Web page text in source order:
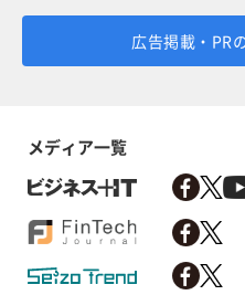
広告掲載・PR
メディア一覧